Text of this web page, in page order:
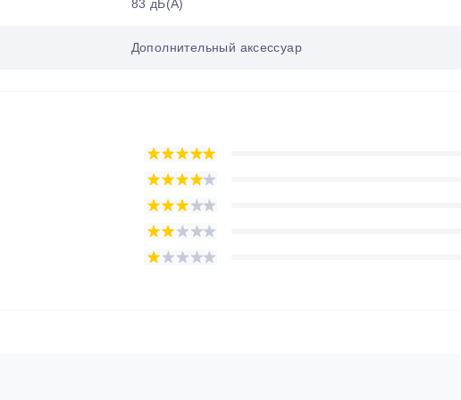
83 дБ(А)
Дополнительный аксессуар